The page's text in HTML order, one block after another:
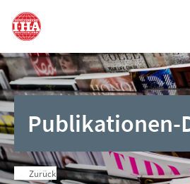
Publikationen-
Zurück